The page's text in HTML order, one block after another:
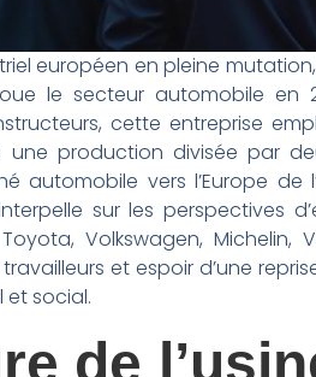
européen en pleine
le secteur automobile
cette entreprise
une production divisée par
automobile vers l’Europe
sur les perspectives
Toyota, Volkswagen,
et espoir d’une
et social.
de